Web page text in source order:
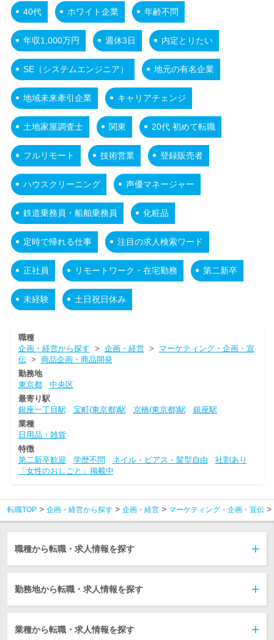
40代 ホワイト企業 年齢不問
年収1,000万円 週休3日 内定とりたい
SE（システムエンジニア） 地元の有名企業
地域未来牽引企業 キャリアチェンジ
土地家屋調査士 関東 20代 初めて転職
フルリモート 技術営業 登録販売者
ハウスクリーニング 声優マネージャー
鉄道乗務員・船舶乗務員 化粧品
定時で帰れる仕事 注目の求人検索ワード
正社員 リモートワーク・在宅勤務 第二新卒
未経験 土日祝日休み
職種
企画・経営から探す > 企画・経営> マーケティング・企画・宣
伝> 商品企画・商品開発
勤務地
東京都
中央区
最寄り駅
銀座一丁目駅
宝町(東京都)駅 京橋(東京都)駅
銀座駅
業種
日用品・雑貨
特徴
第二新卒歓迎
学歴不問 ネイル・ピアス・髪型自由
社割あり
「女性のおしごと」掲載中
転職TOP 企画・経営から探す 企画・経営 マーケティング・企画・宣伝
職種から転職・求人情報を探す
勤務地から転職・求人情報を探す
業種から転職・求人情報を探す